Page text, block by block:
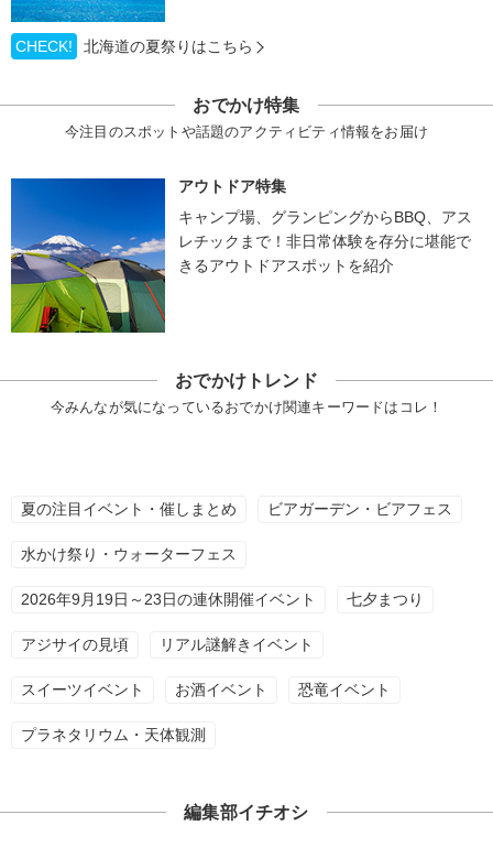
CHECK! 北海道の夏祭りはこちら
おでかけ特集
今注目のスポットや話題のアクティビティ情報をお届け
アウトドア特集
キャンプ場、グランピングからBBQ、アス
レチックまで！非日常体験を存分に堪能で
きるアウトドアスポットを紹介
おでかけトレンド
今みんなが気になっているおでかけ関連キーワードはコレ！
夏の注目イベント・催しまとめ ビアガーデン・ビアフェス
水かけ祭り・ウォーターフェス
2026年9月19日～23日の連休開催イベント 七夕まつり
アジサイの見頃 リアル謎解きイベント
スイーツイベント お酒イベント 恐竜イベント
プラネタリウム・天体観測
編集部イチオシ